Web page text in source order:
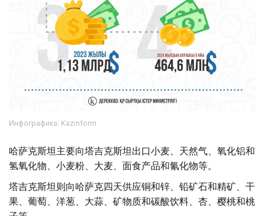
Инфографика: Kazinform
哈萨克斯坦主要向塔吉克斯坦出口小麦、天然气、氧化铝和
氢氧化物、小麦粉、大麦、面食产品和氰化物等。
塔吉克斯坦则向哈萨克四天供应铜和锌、铅矿石和精矿、干
果、葡萄、洋葱、大蒜、矿物质和碳酸饮料、杏、樱桃和桃